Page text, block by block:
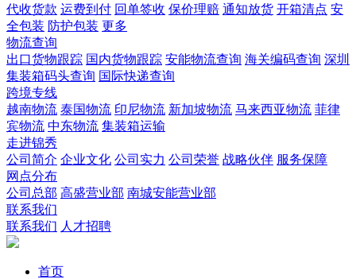
代收货款 运费到付 回单签收 保价理赔 通知放货 开箱清点 安
全包装 防护包装 更多
物流查询
出口货物跟踪 国内货物跟踪 安能物流查询 海关编码查询 深圳
集装箱码头查询 国际快递查询
跨境专线
越南物流 泰国物流 印尼物流 新加坡物流 马来西亚物流 菲律
宾物流 中东物流 集装箱运输
走进锦秀
公司简介 企业文化 公司实力 公司荣誉 战略伙伴 服务保障
网点分布
公司总部 高盛营业部 南城安能营业部
联系我们
联系我们 人才招聘
首页